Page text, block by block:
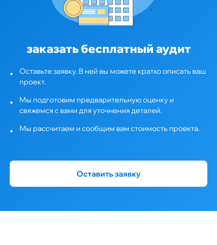
заказать бесплатный аудит
Оставьте заявку. В ней вы можете кратко описать ваш
проект.
Мы подготовим предварительную оценку и
свяжемся с вами для уточнения деталей.
Мы рассчитаем и сообщим вам стоимость проекта.
Оставить заявку